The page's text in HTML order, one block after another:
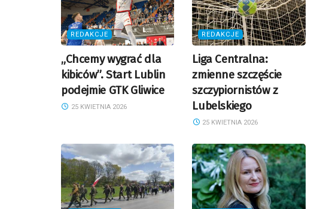
REDAKCJE
„Chcemy wygrać dla
kibiców”. Start Lublin
podejmie GTK Gliwice
25 KWIETNIA 2026
REDAKCJE
Liga Centralna:
zmienne szczęście
szczypiornistów z
Lubelskiego
25 KWIETNIA 2026